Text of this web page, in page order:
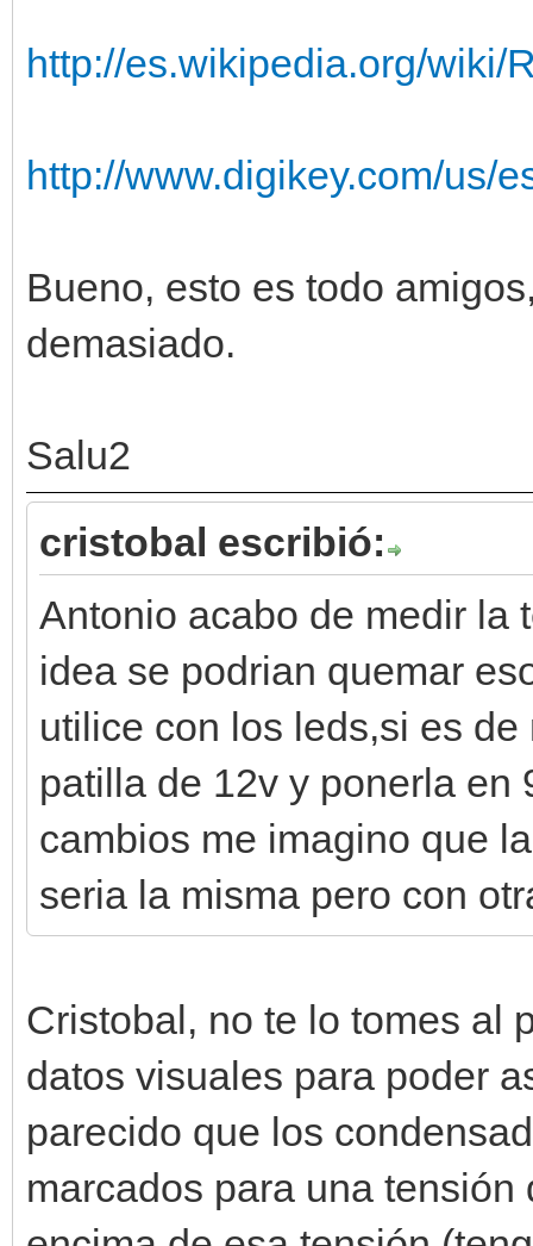
http://es.wikipedia.org/wiki/
http://www.digikey.com/us/
Bueno, esto es todo
demasiado.
Salu2
cristobal escribió:
Antonio acabo de medir la
idea se podrian quemar
utilice con los leds,si es
patilla de 12v y ponerla en
cambios me imagino que
seria la misma pero con
Cristobal, no te lo tomes al
datos visuales para poder
parecido que los
marcados para una